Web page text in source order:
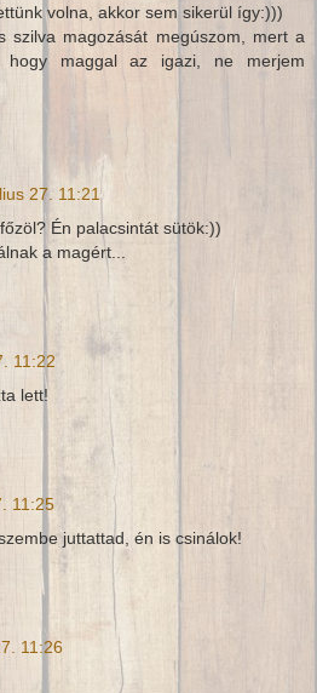
volna, akkor sem sikerül így:)))
szilva magozását megúszom, mert a
hogy maggal az igazi, ne merjem
27. 11:21
Én palacsintát sütök:))
a magért...
11:22
lett!
11:25
juttattad, én is csinálok!
11:26